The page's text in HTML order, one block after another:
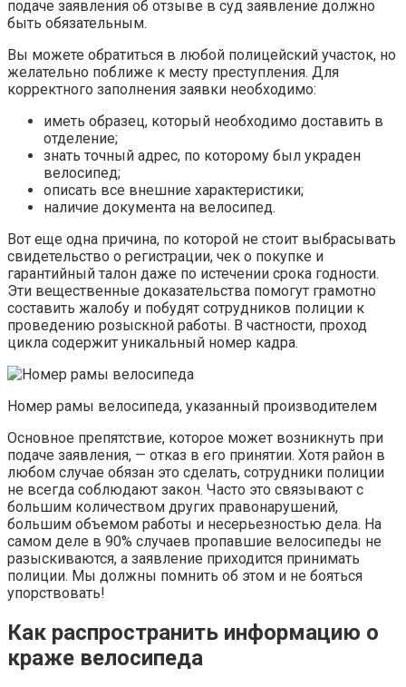
подаче заявления об отзыве в суд заявление должно
быть обязательным.
Вы можете обратиться в любой полицейский участок, но
желательно поближе к месту преступления. Для
корректного заполнения заявки необходимо:
иметь образец, который необходимо доставить в
отделение;
знать точный адрес, по которому был украден
велосипед;
описать все внешние характеристики;
наличие документа на велосипед.
Вот еще одна причина, по которой не стоит выбрасывать
свидетельство о регистрации, чек о покупке и
гарантийный талон даже по истечении срока годности.
Эти вещественные доказательства помогут грамотно
составить жалобу и побудят сотрудников полиции к
проведению розыскной работы. В частности, проход
цикла содержит уникальный номер кадра.
Номер рамы велосипеда, указанный производителем
Основное препятствие, которое может возникнуть при
подаче заявления, — отказ в его принятии. Хотя район в
любом случае обязан это сделать, сотрудники полиции
не всегда соблюдают закон. Часто это связывают с
большим количеством других правонарушений,
большим объемом работы и несерьезностью дела. На
самом деле в 90% случаев пропавшие велосипеды не
разыскиваются, а заявление приходится принимать
полиции. Мы должны помнить об этом и не бояться
упорствовать!
Как распространить информацию о
краже велосипеда